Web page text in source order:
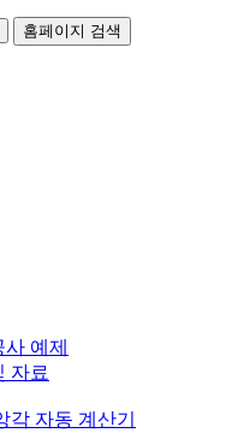
홈페이지 검색
예제
자료
자동 계산기